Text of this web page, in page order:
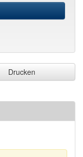
Drucken